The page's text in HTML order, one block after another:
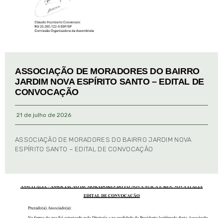
ASSOCIAÇÃO DE MORADORES DO BAIRRO
JARDIM NOVA ESPÍRITO SANTO – EDITAL DE
CONVOCAÇÃO
21 de julho de 2026
ASSOCIAÇÃO DE MORADORES DO BAIRRO JARDIM NOVA
ESPÍRITO SANTO – EDITAL DE CONVOCAÇÃO